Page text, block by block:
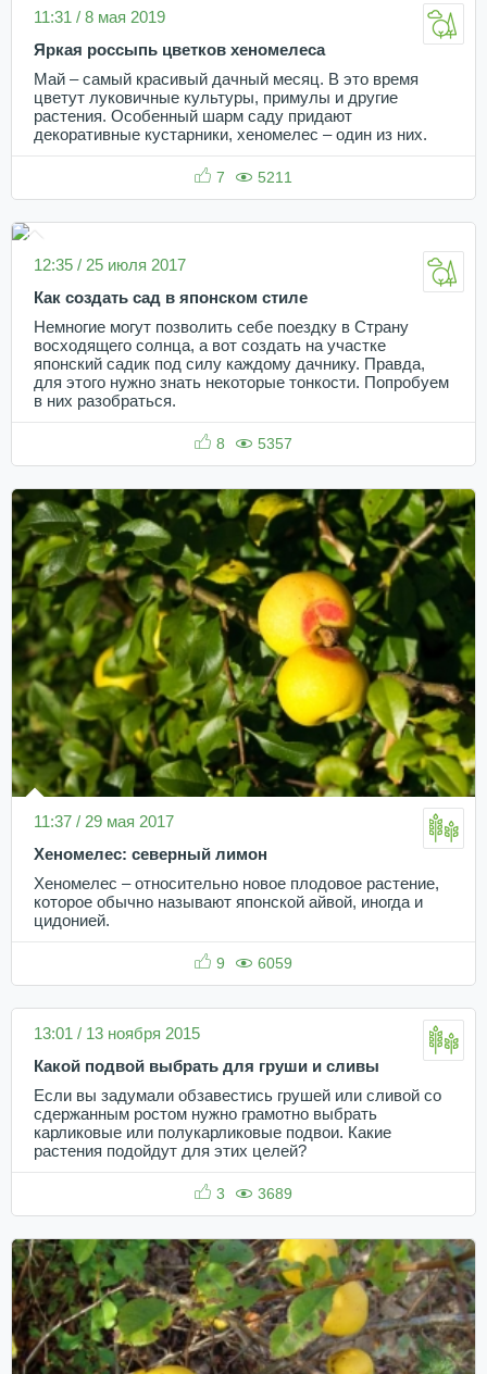
11:31 / 8 мая 2019
Яркая россыпь цветков хеномелеса
Май – самый красивый дачный месяц. В это время
цветут луковичные культуры, примулы и другие
растения. Особенный шарм саду придают
декоративные кустарники, хеномелес – один из них.
7 5211
12:35 / 25 июля 2017
Как создать сад в японском стиле
Немногие могут позволить себе поездку в Страну
восходящего солнца, а вот создать на участке
японский садик под силу каждому дачнику. Правда,
для этого нужно знать некоторые тонкости. Попробуем
в них разобраться.
8 5357
11:37 / 29 мая 2017
Хеномелес: северный лимон
Хеномелес – относительно новое плодовое растение,
которое обычно называют японской айвой, иногда и
цидонией.
9 6059
13:01 / 13 ноября 2015
Какой подвой выбрать для груши и сливы
Если вы задумали обзавестись грушей или сливой со
сдержанным ростом нужно грамотно выбрать
карликовые или полукарликовые подвои. Какие
растения подойдут для этих целей?
3 3689